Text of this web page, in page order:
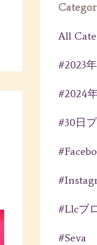
All
#2023年
#2024
#30日
#llcブ
#seva